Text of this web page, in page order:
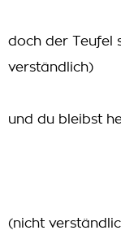
doch der Teufel
verständlich)
und du bleibst
(nicht